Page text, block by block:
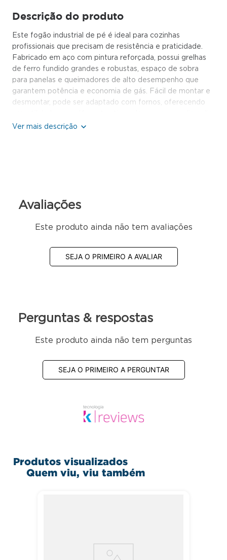
Descrição do produto
Este fogão industrial de pé é ideal para cozinhas
profissionais que precisam de resistência e praticidade.
Fabricado em aço com pintura reforçada, possui grelhas
de ferro fundido grandes e robustas, espaço de sobra
para panelas e queimadores de alto desempenho que
garantem potência e economia de gás. Fácil de montar e
desmontar, pode ser adaptado com fornos, oferecendo
Grelhas de ferro fundido 40x40 com perfil de 10cm
Queimadores Duplos: 3
Espaço suficiente para acomodar panelas
Podem ser equipados com fornos
Avaliações
Este produto ainda não tem avaliações
SEJA O PRIMEIRO A AVALIAR
Perguntas & respostas
Este produto ainda não tem perguntas
SEJA O PRIMEIRO A PERGUNTAR
Produtos visualizados
Quem viu, viu também